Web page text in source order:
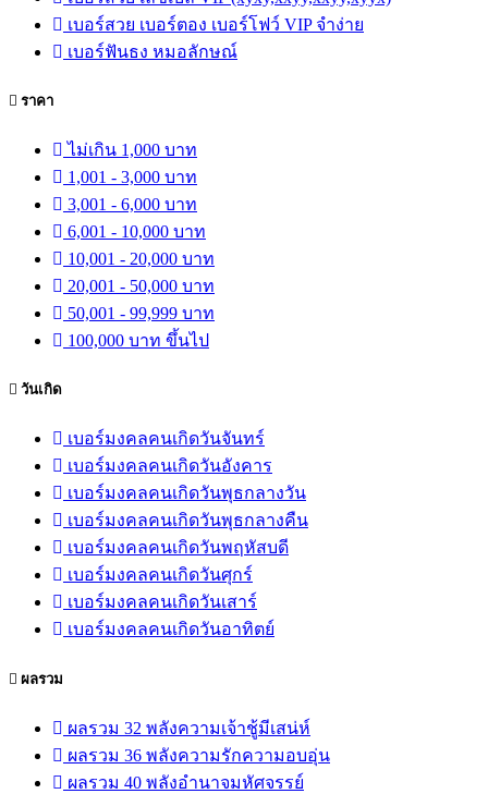
เบอร์สวย เบอร์ตอง เบอร์โฟว์ VIP จำง่าย
เบอร์ฟันธง หมอลักษณ์
ราคา
ไม่เกิน 1,000 บาท
1,001 - 3,000 บาท
3,001 - 6,000 บาท
6,001 - 10,000 บาท
10,001 - 20,000 บาท
20,001 - 50,000 บาท
50,001 - 99,999 บาท
100,000 บาท ขึ้นไป
วันเกิด
เบอร์มงคลคนเกิดวันจันทร์
เบอร์มงคลคนเกิดวันอังคาร
เบอร์มงคลคนเกิดวันพุธกลางวัน
เบอร์มงคลคนเกิดวันพุธกลางคืน
เบอร์มงคลคนเกิดวันพฤหัสบดี
เบอร์มงคลคนเกิดวันศุกร์
เบอร์มงคลคนเกิดวันเสาร์
เบอร์มงคลคนเกิดวันอาทิตย์
ผลรวม
ผลรวม 32 พลังความเจ้าชู้มีเสน่ห์
ผลรวม 36 พลังความรักความอบอุ่น
ผลรวม 40 พลังอำนาจมหัศจรรย์